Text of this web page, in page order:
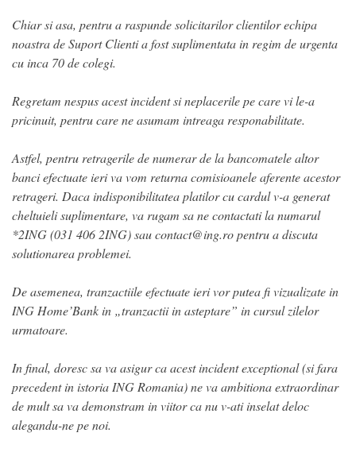
Chiar si asa, pentru a raspunde solicitarilor clientilor echipa
noastra de Suport Clienti a fost suplimentata in regim de urgenta
cu inca 70 de colegi.
Regretam nespus acest incident si neplacerile pe care vi le-a
pricinuit, pentru care ne asumam intreaga responabilitate.
Astfel, pentru retragerile de numerar de la bancomatele altor
banci efectuate ieri va vom returna comisioanele aferente acestor
retrageri. Daca indisponibilitatea platilor cu cardul v-a generat
cheltuieli suplimentare, va rugam sa ne contactati la numarul
*2ING (031 406 2ING) sau contact@ing.ro pentru a discuta
solutionarea problemei.
De asemenea, tranzactiile efectuate ieri vor putea fi vizualizate in
ING Home’Bank in „tranzactii in asteptare” in cursul zilelor
urmatoare.
In final, doresc sa va asigur ca acest incident exceptional (si fara
precedent in istoria ING Romania) ne va ambitiona extraordinar
de mult sa va demonstram in viitor ca nu v-ati inselat deloc
alegandu-ne pe noi.